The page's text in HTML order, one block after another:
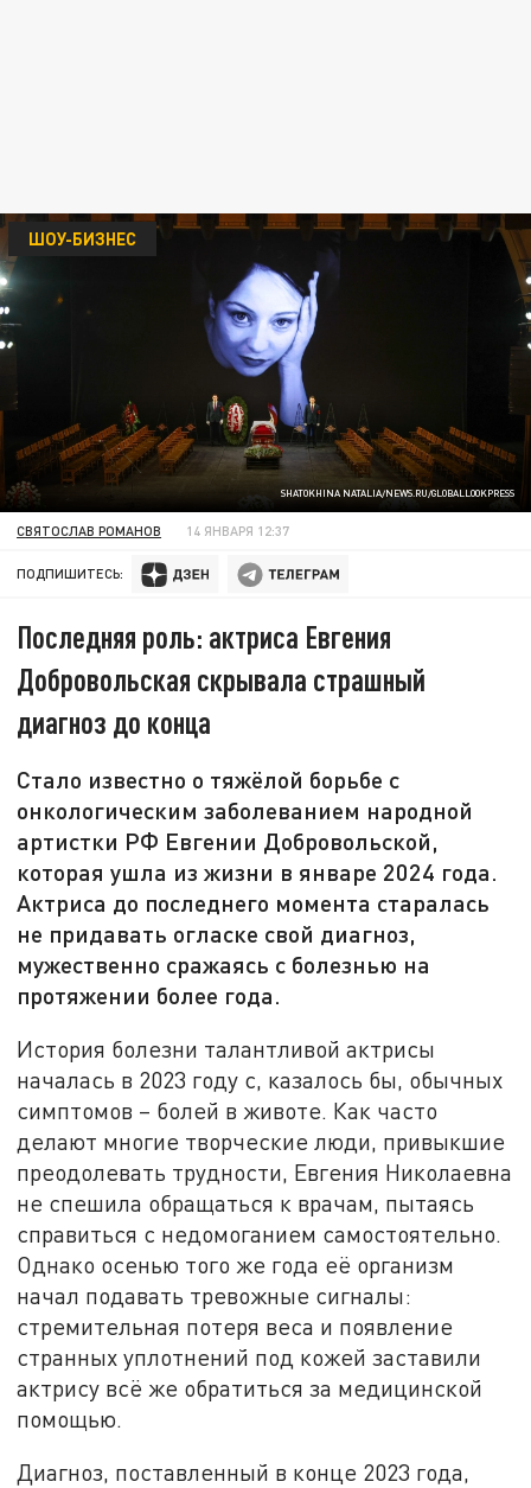
SHATOKHINA NATALIA/NEWS.RU/GLOBALLOOKPRESS
ШОУ-БИЗНЕС
СВЯТОСЛАВ РОМАНОВ 14 ЯНВАРЯ 12:37
ПОДПИШИТЕСЬ:
Последняя роль: актриса Евгения
Добровольская скрывала страшный
диагноз до конца
Стало известно о тяжёлой борьбе с
онкологическим заболеванием народной
артистки РФ Евгении Добровольской,
которая ушла из жизни в январе 2024 года.
Актриса до последнего момента старалась
не придавать огласке свой диагноз,
мужественно сражаясь с болезнью на
протяжении более года.
История болезни талантливой актрисы
началась в 2023 году с, казалось бы, обычных
симптомов – болей в животе. Как часто
делают многие творческие люди, привыкшие
преодолевать трудности, Евгения Николаевна
не спешила обращаться к врачам, пытаясь
справиться с недомоганием самостоятельно.
Однако осенью того же года её организм
начал подавать тревожные сигналы:
стремительная потеря веса и появление
странных уплотнений под кожей заставили
актрису всё же обратиться за медицинской
помощью.
Диагноз, поставленный в конце 2023 года,